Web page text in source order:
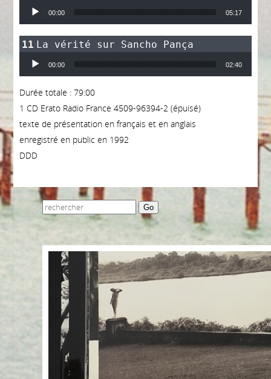
Lecteur audio
00:00 05:17
La vérité sur Sancho Pança
Lecteur audio
00:00 02:40
Durée totale : 79:00
1 CD Erato Radio France 4509-96394-2 (épuisé)
texte de présentation en français et en anglais
enregistré en public en 1992
DDD
Go